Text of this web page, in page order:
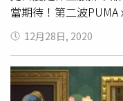
當期待！第二波PUMA
著「樣本時尚」的概
Sampson 70鞋面皆以
鞋帶打造職人風格；
規則的手繪線條呈現
綴；最後一款PUMA
12月28日, 2020